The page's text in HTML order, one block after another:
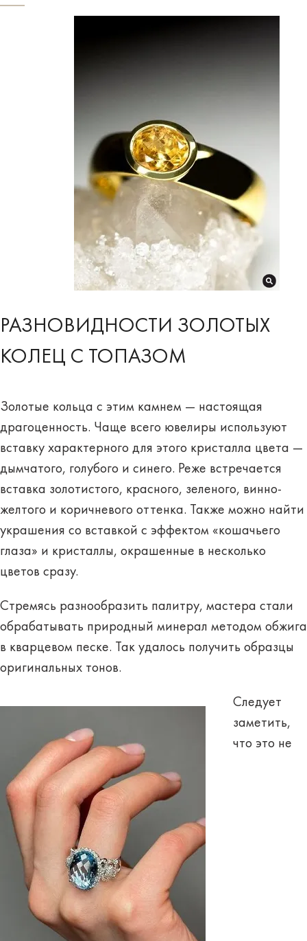
РАЗНОВИДНОСТИ ЗОЛОТЫХ
КОЛЕЦ С ТОПАЗОМ
Золотые кольца с этим камнем — настоящая
драгоценность. Чаще всего ювелиры используют
вставку характерного для этого кристалла цвета —
дымчатого, голубого и синего. Реже встречается
вставка золотистого, красного, зеленого, винно-
желтого и коричневого оттенка. Также можно найти
украшения со вставкой с эффектом «кошачьего
глаза» и кристаллы, окрашенные в несколько
цветов сразу.
Стремясь разнообразить палитру, мастера стали
обрабатывать природный минерал методом обжига
в кварцевом песке. Так удалось получить образцы
оригинальных тонов.
Следует
заметить,
что это не